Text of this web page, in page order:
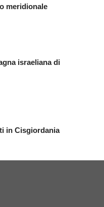
meridionale
israeliana di
in Cisgiordania